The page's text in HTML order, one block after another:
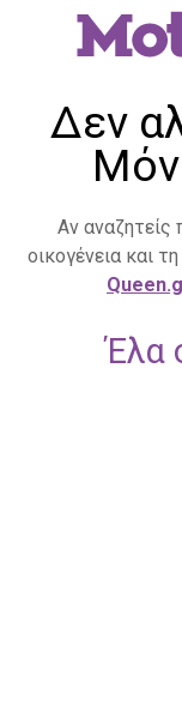
Δεν
Αν αναζητείς
οικογένεια και
Έλα